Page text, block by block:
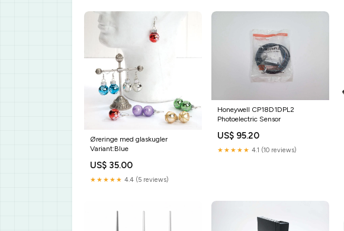
Øreringe med glaskugler
Variant:Blue
US$ 35.00
★★★★★ 4.4 (5 reviews)
Honeywell CP18D1DPL2
Photoelectric Sensor
US$ 95.20
★★★★★ 4.1 (10 reviews)